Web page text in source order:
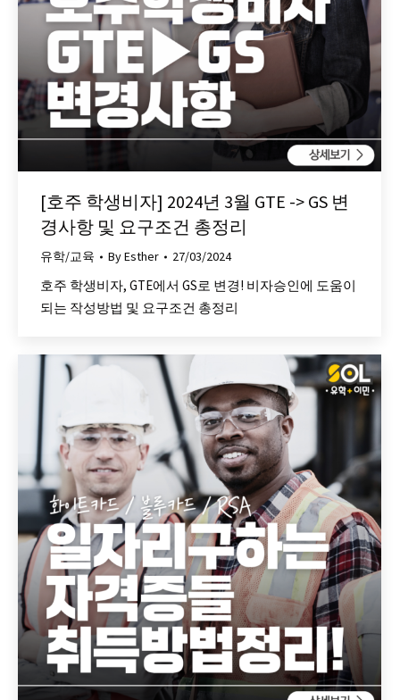
[호주 학생비자] 2024년 3월 GTE -> GS 변
경사항 및 요구조건 총정리
유학/교육 ByEsther 27/03/2024
호주 학생비자, GTE에서 GS로 변경! 비자승인에 도움이
되는 작성방법 및 요구조건 총정리